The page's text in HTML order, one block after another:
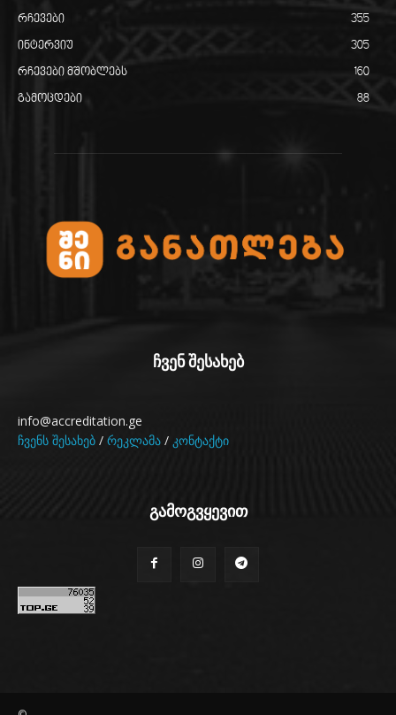
რჩევები 355
ინტერვიუ 305
რჩევები მშობლებს 160
გამოცდები 88
ჩვენ შესახებ
info@accreditation.ge
ჩვენს შესახებ / რეკლამა / კონტაქტი
გამოგვყევით